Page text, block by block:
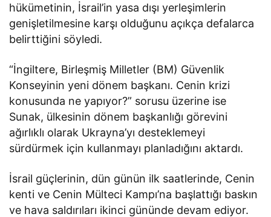
hükümetinin, İsrail’in yasa dışı yerleşimlerin
genişletilmesine karşı olduğunu açıkça defalarca
belirttiğini söyledi.
“İngiltere, Birleşmiş Milletler (BM) Güvenlik
Konseyinin yeni dönem başkanı. Cenin krizi
konusunda ne yapıyor?” sorusu üzerine ise
Sunak, ülkesinin dönem başkanlığı görevini
ağırlıklı olarak Ukrayna’yı desteklemeyi
sürdürmek için kullanmayı planladığını aktardı.
İsrail güçlerinin, dün günün ilk saatlerinde, Cenin
kenti ve Cenin Mülteci Kampı’na başlattığı baskın
ve hava saldırıları ikinci gününde devam ediyor.